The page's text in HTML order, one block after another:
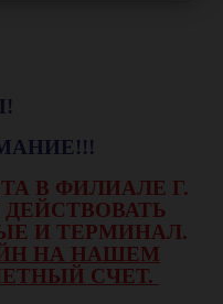
В ФИЛИАЛЕ Г.
И ТЕРМИНАЛ.
НА НАШЕМ
СЧЕТ.